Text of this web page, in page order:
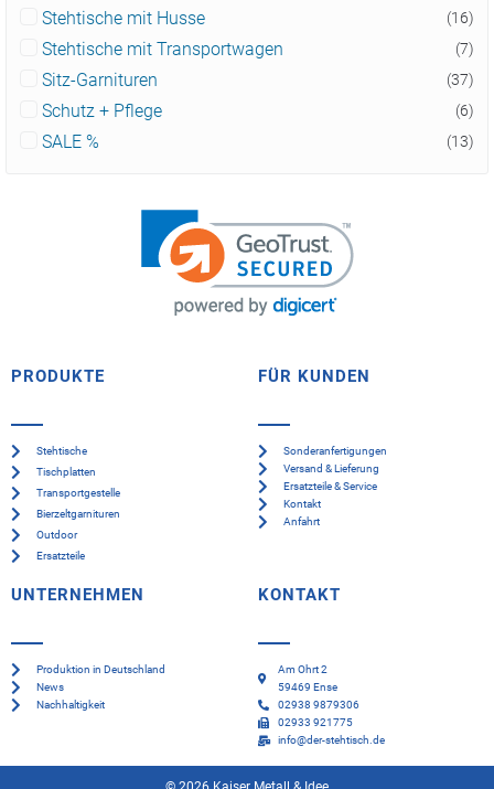
Stehtische mit Husse (16)
Stehtische mit Transportwagen (7)
Sitz-Garnituren (37)
Schutz + Pflege (6)
SALE % (13)
PRODUKTE
Stehtische
Tischplatten
Transportgestelle
Bierzeltgarnituren
Outdoor
Ersatzteile
FÜR KUNDEN
Sonderanfertigungen
Versand & Lieferung
Ersatzteile & Service
Kontakt
Anfahrt
UNTERNEHMEN
Produktion in Deutschland
News
Nachhaltigkeit
KONTAKT
Am Ohrt 2
59469 Ense
02938 9879306
02933 921775
info@der-stehtisch.de